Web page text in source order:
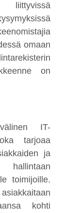
omaan
on
IT-
tarjoaa
ja
toimijoille.
kohti